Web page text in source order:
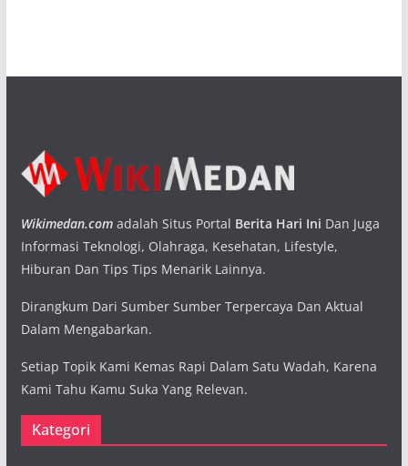
Wikimedan.comadalah Situs Portal Berita Hari Ini Dan Juga
Informasi Teknologi, Olahraga, Kesehatan, Lifestyle,
Hiburan Dan Tips Tips Menarik Lainnya.
Dirangkum Dari Sumber Sumber Terpercaya Dan Aktual
Dalam Mengabarkan.
Setiap Topik Kami Kemas Rapi Dalam Satu Wadah, Karena
Kami Tahu Kamu Suka Yang Relevan.
Kategori